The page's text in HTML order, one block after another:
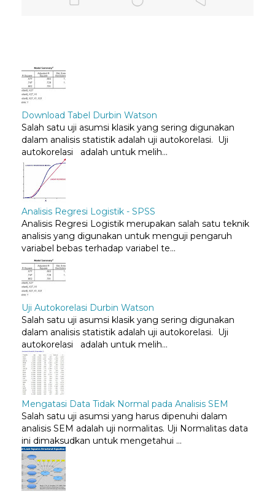
Download Tabel Durbin Watson
Salah satu uji asumsi klasik yang sering digunakan
dalam analisis statistik adalah uji autokorelasi. Uji
autokorelasi adalah untuk melih...
Analisis Regresi Logistik - SPSS
Analisis Regresi Logistik merupakan salah satu teknik
analisis yang digunakan untuk menguji pengaruh
variabel bebas terhadap variabel te...
Uji Autokorelasi Durbin Watson
Salah satu uji asumsi klasik yang sering digunakan
dalam analisis statistik adalah uji autokorelasi. Uji
autokorelasi adalah untuk melih...
Mengatasi Data Tidak Normal pada Analisis SEM
Salah satu uji asumsi yang harus dipenuhi dalam
analisis SEM adalah uji normalitas. Uji Normalitas data
ini dimaksudkan untuk mengetahui ...